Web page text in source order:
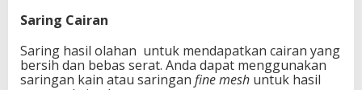
Saring Cairan
Saring hasil olahan untuk mendapatkan cairan yang
bersih dan bebas serat. Anda dapat menggunakan
saringan kain atau saringan fine mesh untuk hasil